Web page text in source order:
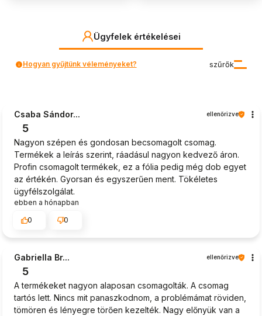
Ügyfelek értékelései
szűrők
Hogyan gyűjtünk véleményeket?
Csaba Sándor... ellenőrizve
5
Nagyon szépen és gondosan becsomagolt csomag.
Termékek a leírás szerint, ráadásul nagyon kedvező áron.
Profin csomagolt termékek, ez a fólia pedig még dob egyet
az értékén. Gyorsan és egyszerűen ment. Tökéletes
ügyfélszolgálat.
ebben a hónapban
0
0
Gabriella Br... ellenőrizve
5
A termékeket nagyon alaposan csomagolták. A csomag
tartós lett. Nincs mit panaszkodnom, a problémámat röviden,
tömören és lényegre törően kezelték. Nagy előnyük van a